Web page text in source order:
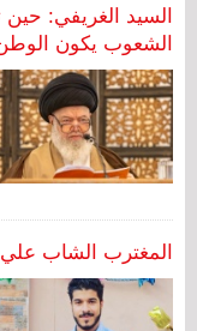
السيد الغريفي:
الشعوب يكون
المغترب الشاب